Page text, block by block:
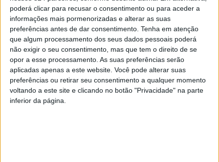
poderá clicar para recusar o consentimento ou para aceder a
informações mais pormenorizadas e alterar as suas
preferências antes de dar consentimento. Tenha em atenção
que algum processamento dos seus dados pessoais poderá
não exigir o seu consentimento, mas que tem o direito de se
opor a esse processamento. As suas preferências serão
aplicadas apenas a este website. Você pode alterar suas
preferências ou retirar seu consentimento a qualquer momento
voltando a este site e clicando no botão "Privacidade" na parte
inferior da página.
Azemeis.net
23 de Fevereiro de 2024, 14:16